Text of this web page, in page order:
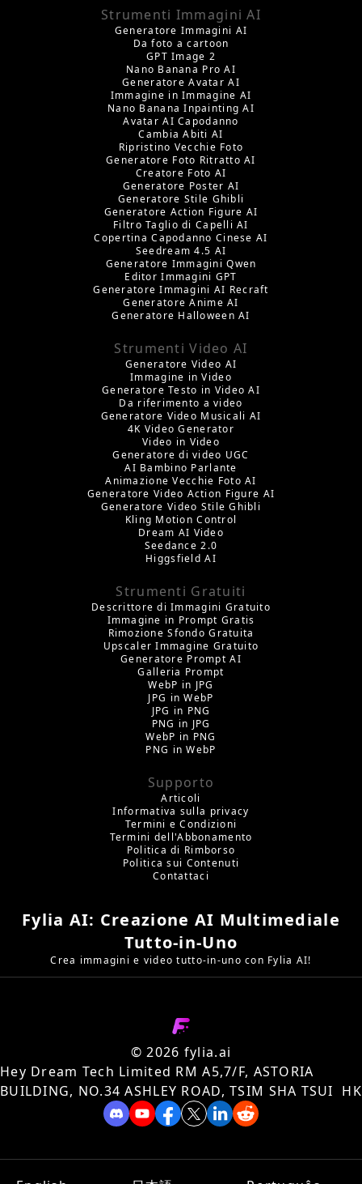
Strumenti Immagini AI
Generatore Immagini AI
Da foto a cartoon
GPT Image 2
Nano Banana Pro AI
Generatore Avatar AI
Immagine in Immagine AI
Nano Banana Inpainting AI
Avatar AI Capodanno
Cambia Abiti AI
Ripristino Vecchie Foto
Generatore Foto Ritratto AI
Creatore Foto AI
Generatore Poster AI
Generatore Stile Ghibli
Generatore Action Figure AI
Filtro Taglio di Capelli AI
Copertina Capodanno Cinese AI
Seedream 4.5 AI
Generatore Immagini Qwen
Editor Immagini GPT
Generatore Immagini AI Recraft
Generatore Anime AI
Generatore Halloween AI
Strumenti Video AI
Generatore Video AI
Immagine in Video
Generatore Testo in Video AI
Da riferimento a video
Generatore Video Musicali AI
4K Video Generator
Video in Video
Generatore di video UGC
AI Bambino Parlante
Animazione Vecchie Foto AI
Generatore Video Action Figure AI
Generatore Video Stile Ghibli
Kling Motion Control
Dream AI Video
Seedance 2.0
Higgsfield AI
Strumenti Gratuiti
Descrittore di Immagini Gratuito
Immagine in Prompt Gratis
Rimozione Sfondo Gratuita
Upscaler Immagine Gratuito
Generatore Prompt AI
Galleria Prompt
WebP in JPG
JPG in WebP
JPG in PNG
PNG in JPG
WebP in PNG
PNG in WebP
Supporto
Articoli
Informativa sulla privacy
Termini e Condizioni
Termini dell'Abbonamento
Politica di Rimborso
Politica sui Contenuti
Contattaci
Fylia AI: Creazione AI Multimediale
Tutto-in-Uno
Crea immagini e video tutto-in-uno con Fylia AI!
©️ 2026 fylia.ai
Hey Dream Tech Limited RM A5,7/F, ASTORIA
BUILDING, NO.34 ASHLEY ROAD, TSIM SHA TSUI HK